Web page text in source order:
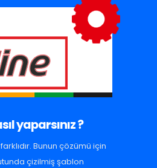
yaparsınız ?
Bunun çözümü için
çizilmiş şablon